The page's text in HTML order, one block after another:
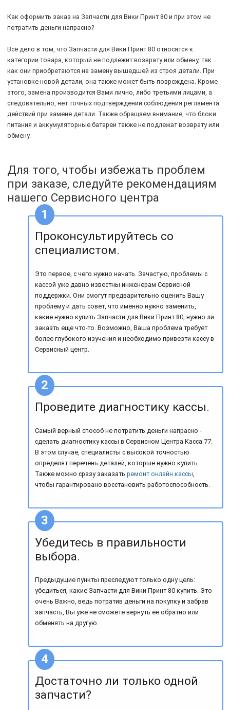
Как оформить заказ на Запчасти для Вики Принт 80 и при этом не
потратить деньги напрасно?
Всё дело в том, что Запчасти для Вики Принт 80 относятся к
категории товара, который не подлежит возврату или обмену, так
как они приобретаются на замену вышедшей из строя детали. При
установке новой детали, она также может быть повреждена. Кроме
этого, замена производится Вами лично, либо третьими лицами, а
следовательно, нет точных подтверждений соблюдения регламента
действий при замене детали. Также обращаем внимание, что блоки
питания и аккумуляторные батареи также не подлежат возврату или
обмену.
Для того, чтобы избежать проблем
при заказе, следуйте рекомендациям
нашего Сервисного центра
Проконсультируйтесь со
специалистом.
Это первое, с чего нужно начать. Зачастую, проблемы с
кассой уже давно известны инженерам Сервисной
поддержки. Они смогут предварительно оценить Вашу
проблему и дать совет, что именно нужно заменить,
какие нужно купить Запчасти для Вики Принт 80, нужно ли
заказть еще что-то. Возможно, Ваша проблема требует
более глубокого изучения и необходимо привезти кассу в
Сервисный центр.
Проведите диагностику кассы.
Самый верный способ не потратить деньги напрасно -
сделать диагностику кассы в Сервисном Центра Касса 77.
В этом случае, специалисты с высокой точностью
определят перечень деталей, которые нужно купить.
Также можно сразу заказатьремонт онлайн кассы,
чтобы гарантировано восстановить работоспособность.
Убедитесь в правильности
выбора.
Предыдущие пункты преследуют только одну цель:
убедиться, какие Запчасти для Вики Принт 80 купить. Это
очень Важно, ведь потратив деньги на покупку и забрав
запчасть, Вы уже не сможете вернуть ее обратно или
обменять на другую.
Достаточно ли только одной
запчасти?